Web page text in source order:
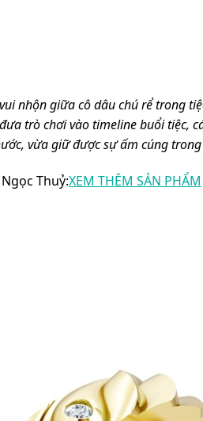
nhộn giữa cô dâu chú rể trong
trò chơi vào timeline buổi tiệc,
vừa giữ được sự ấm cúng
Thuỷ:XEM THÊM SẢN PHẨM